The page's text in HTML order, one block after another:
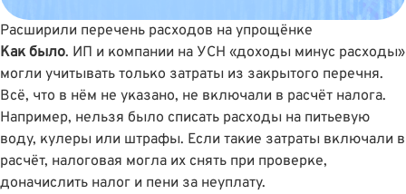
Расширили перечень расходов на упрощёнке
Как было. ИП и компании на УСН «доходы минус расходы»
могли учитывать только затраты из закрытого перечня.
Всё, что в нём не указано, не включали в расчёт налога.
Например, нельзя было списать расходы на питьевую
воду, кулеры или штрафы. Если такие затраты включали в
расчёт, налоговая могла их снять при проверке,
доначислить налог и пени за неуплату.